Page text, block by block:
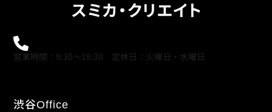
営業時間：9:30～19:30 定休日：火曜日・水曜日
渋谷Office